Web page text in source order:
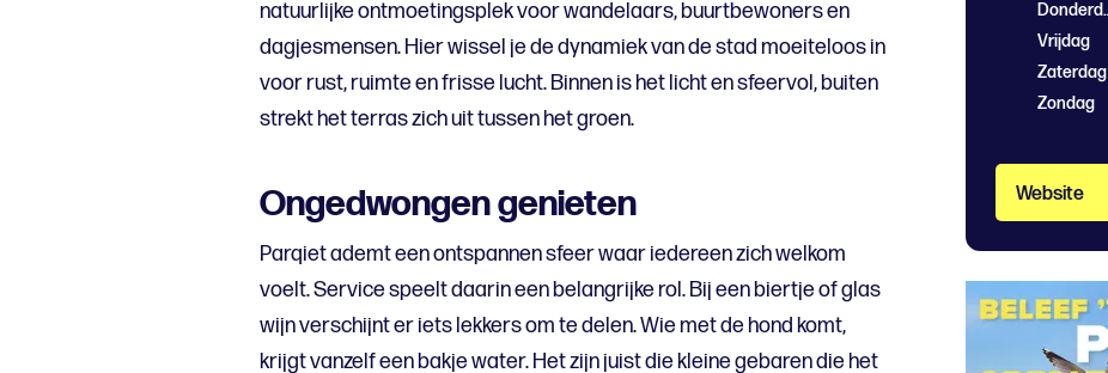
natuurlijke ontmoetingsplek voor wandelaars, buurtbewoners en
dagjesmensen. Hier wissel je de dynamiek van de stad moeiteloos in
voor rust, ruimte en frisse lucht. Binnen is het licht en sfeervol, buiten
strekt het terras zich uit tussen het groen.
Ongedwongen genieten
Parqiet ademt een ontspannen sfeer waar iedereen zich welkom
voelt. Service speelt daarin een belangrijke rol. Bij een biertje of glas
wijn verschijnt er iets lekkers om te delen. Wie met de hond komt,
krijgt vanzelf een bakje water. Het zijn juist die kleine gebaren die het
Vrijdag
Zaterdag
Zondag
Website